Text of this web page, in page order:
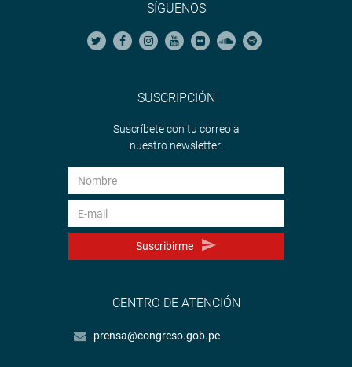
SÍGUENOS
SUSCRIPCIÓN
Suscríbete con tu correo a
nuestro newsletter.
Suscribirme
CENTRO DE ATENCIÓN
prensa@congreso.gob.pe